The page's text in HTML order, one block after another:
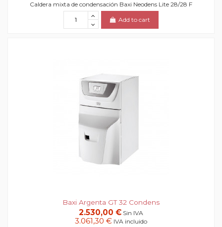
Caldera mixta de condensación Baxi Neodens Lite 28/28 F
Add to cart
Baxi Argenta GT 32 Condens
2.530,00 € Sin IVA
3.061,30 € IVA incluido